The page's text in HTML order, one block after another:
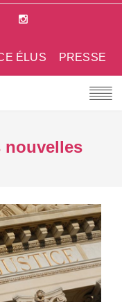
PRESSE
ÉLUS
nouvelles